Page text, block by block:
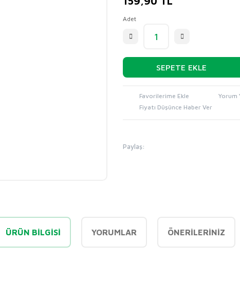
Adet
SEPETE EKLE
Yorum
Fiyatı Düşünce Haber Ver
Paylaş:
ÜRÜN BILGISI YORUMLAR ÖNERILERINIZ